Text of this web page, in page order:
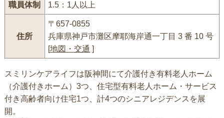
職員体制 1.5：1人以上
住所
〒657-0855
兵庫県神戸市灘区摩耶海岸通一丁目 3 番 10 号
[地図・交通 ]
スミリンケアライフは阪神間にて介護付き有料老人ホーム
（介護付きホーム）3つ、住宅型有料老人ホーム・サービス
付き高齢者向け住宅1つ、計4つのシニアレジデンスを展
開。